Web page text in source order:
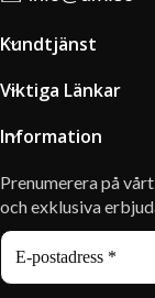
Kundtjänst
Viktiga Länkar
Information
Prenumerera på
och exklusiva